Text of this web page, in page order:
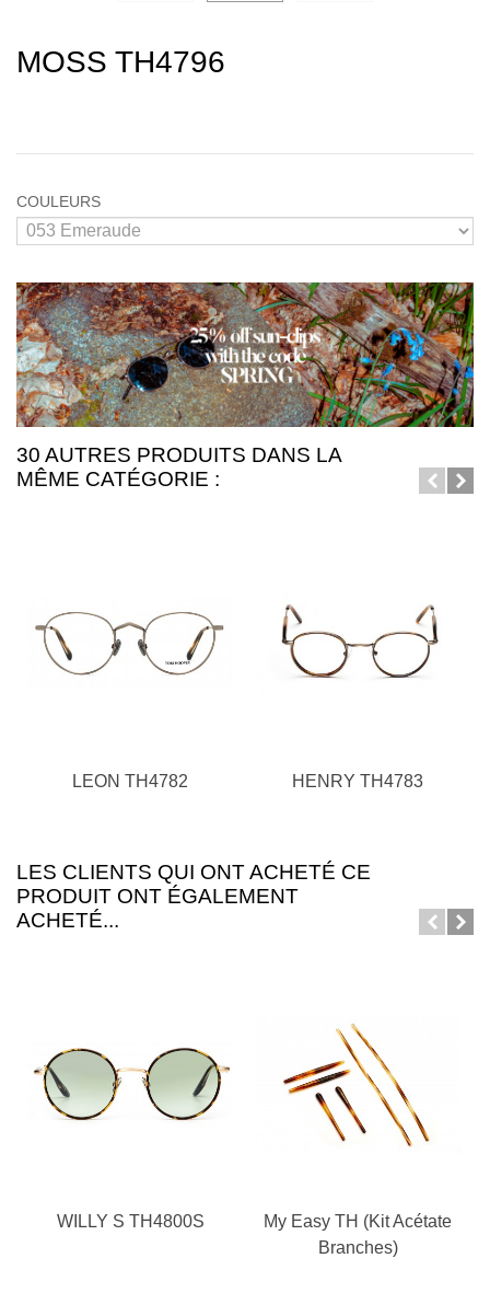
MOSS TH4796
COULEURS
30 AUTRES PRODUITS DANS LA
MÊME CATÉGORIE :
LEON TH4782 HENRY TH4783
LES CLIENTS QUI ONT ACHETÉ CE
PRODUIT ONT ÉGALEMENT
ACHETÉ...
WILLY S TH4800S
My Easy TH (Kit Acétate
Branches)